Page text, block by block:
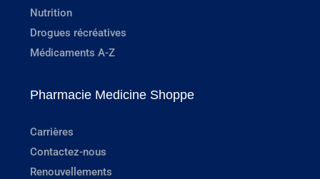
Nutrition
Drogues récréatives
Médicaments A-Z
Pharmacie Medicine Shoppe
Carrières
Contactez-nous
Renouvellements